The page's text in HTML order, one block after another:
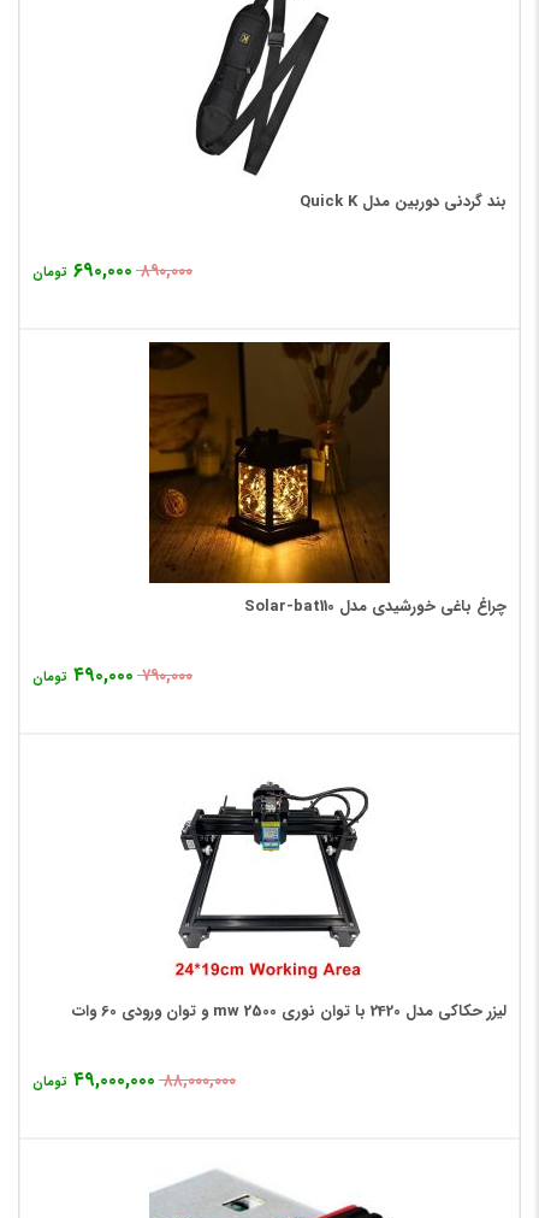
بند گردنی دوربین مدل Quick K
۸۹۰,۰۰۰ ۶۹۰,۰۰۰ تومان
چراغ باغی خورشیدی مدل Solar-bat110
۷۹۰,۰۰۰ ۴۹۰,۰۰۰ تومان
لیزر حکاکی مدل 2420 با توان نوری 2500 mw و توان ورودی 60 وات
۸۸,۰۰۰,۰۰۰ ۴۹,۰۰۰,۰۰۰ تومان